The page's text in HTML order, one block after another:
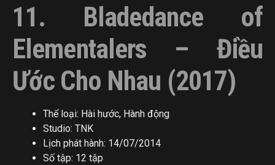
11. Bladedance of
Elementalers – Điều
Ước Cho Nhau (2017)
Thể loại: Hài hước, Hành động
Studio: TNK
Lịch phát hành: 14/07/2014
Số tập: 12 tập